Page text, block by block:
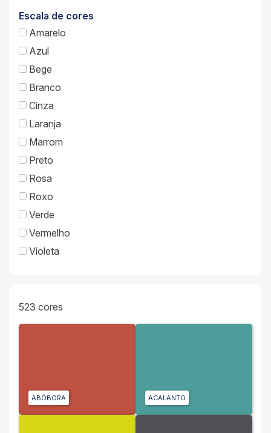
Escala de cores
Amarelo
Azul
Bege
Branco
Cinza
Laranja
Marrom
Preto
Rosa
Roxo
Verde
Vermelho
Violeta
523 cores
ABÓBORA ACALANTO